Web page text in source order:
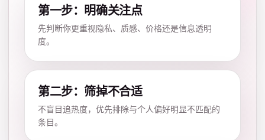
第一步：明确关注点
先判断你更重视隐私、质感、价格还是信息透明
度。
第二步：筛掉不合适
不盲目追热度，优先排除与个人偏好明显不匹配的
条目。